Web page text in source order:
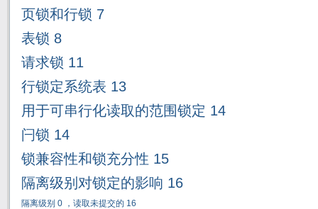
页锁和行锁 7
表锁 8
请求锁 11
行锁定系统表 13
用于可串行化读取的范围锁定 14
闩锁 14
锁兼容性和锁充分性 15
隔离级别对锁定的影响 16
隔离级别 0 ，读取未提交的 16